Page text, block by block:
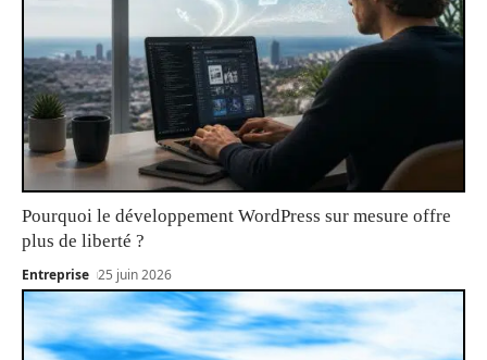
Pourquoi le développement WordPress sur mesure offre
plus de liberté ?
Entreprise 25 juin 2026